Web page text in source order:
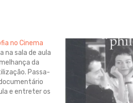
no Cinema
na sala de aula
da
Passa-
e entreter os
e devemos